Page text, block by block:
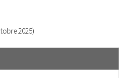
2025)